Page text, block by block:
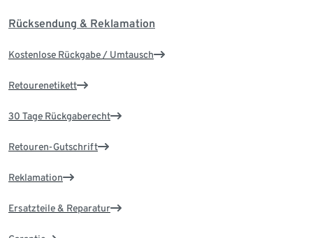
Rücksendung & Reklamation
Kostenlose Rückgabe / Umtausch
Retourenetikett
30 Tage Rückgaberecht
Retouren-Gutschrift
Reklamation
Ersatzteile & Reparatur